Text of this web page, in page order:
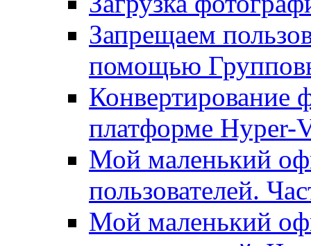
Запрещаем
помощью
Конвертирование
платформе Hyper-
Мой маленький
пользователей.
Мой маленький